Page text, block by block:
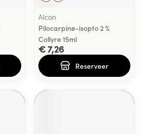
Alcon
Pilocarpine-isopto 2 %
Collyre 15ml
€ 7,26
Reserveer